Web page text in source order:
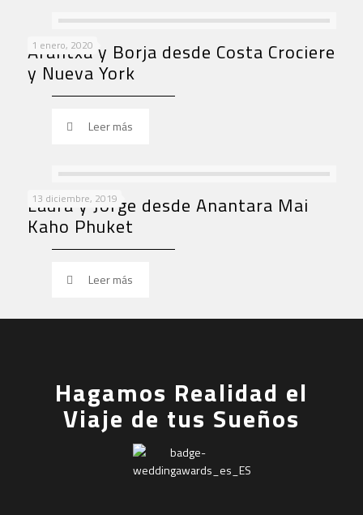
1 enero, 2020
Arantxa y Borja desde Costa Crociere
y Nueva York
Leer más
13 diciembre, 2019
Laura y Jorge desde Anantara Mai
Kaho Phuket
Leer más
Hagamos Realidad el
Viaje de tus Sueños